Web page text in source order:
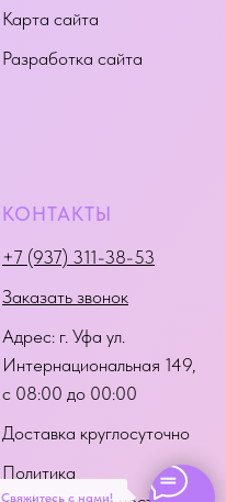
Свяжитесь с нами!
Карта сайта
Разработка сайта
КОНТАКТЫ
+7 (937) 311-38-53
Заказать звонок
Адрес: г. Уфа ул.
Интернациональная 149,
с 08:00 до 00:00
Доставка круглосуточно
Политика